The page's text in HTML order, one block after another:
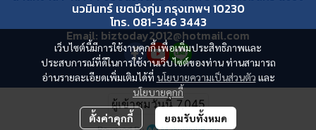
เว็บไซต์นี้มีการใช้งานคุกกี้ เพื่อเพิ่มประสิทธิภาพและ
ประสบการณ์ที่ดีในการใช้งานเว็บไซต์ของท่าน ท่านสามารถ
อ่านรายละเอียดเพิ่มเติมได้ที่ นโยบายความเป็นส่วนตัว และ
นโยบายคุกกี้
ตั้งค่าคุกกี้ ยอมรับทั้งหมด
นวมินทร์ เขตบึงกุ่ม กรุงเทพฯ 10230
โทร. 081-346 3443
Email: biztoday2012@hotmail.com
ผู้เข้าชมวันนี้7,045